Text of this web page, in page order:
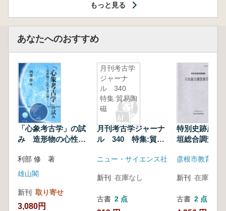
もっと見る
あなたへのおすすめ
「心象考古学」の試
み 造形物の心性を
利部 修 著
雄山閣
新刊 取り寄せ
3,080円
月刊考古学
ジャーナ
ル 340
特集:貿易陶
磁
月刊考古学ジャーナ
ル 340 特集:貿易
ニュー・サイエンス社
新刊 在庫なし
古書 2 点
特別史跡彦根
垣総合調査報
新刊 在庫なし
古書 2 点